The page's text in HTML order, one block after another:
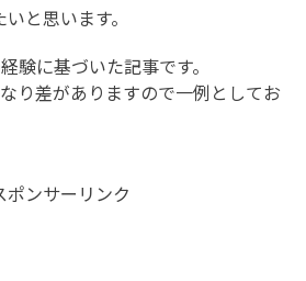
と思います。
験に基づいた記事です。
り差がありますので一例としてお
ポンサーリンク